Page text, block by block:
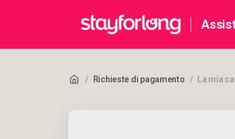
/ Richieste di pagamento / La mia